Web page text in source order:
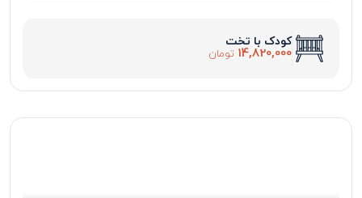
کودک با تخت
14,820,000 تومان